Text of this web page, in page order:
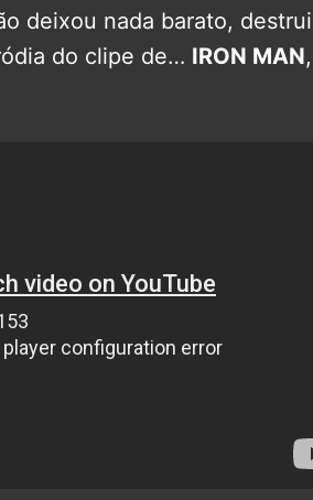
deixou nada barato,
do clipe de… IRON MAN